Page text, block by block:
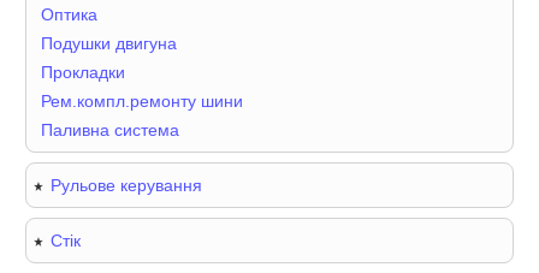
Оптика
Подушки двигуна
Прокладки
Рем.компл.ремонту шини
Паливна система
Рульове керування
Стік